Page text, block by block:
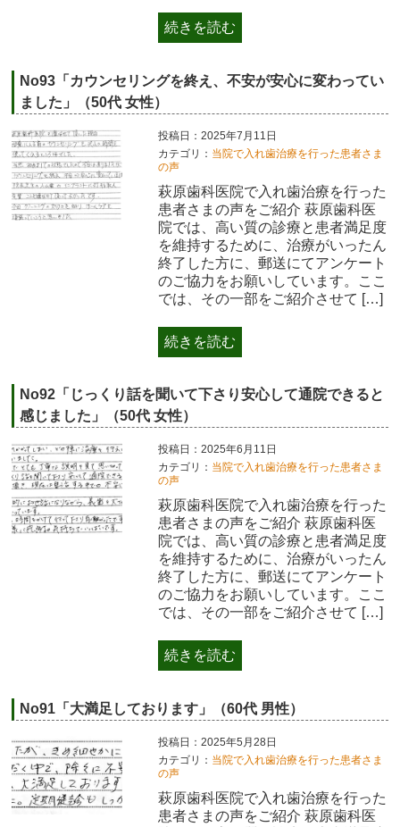
続きを読む
No93「カウンセリングを終え、不安が安心に変わってい
ました」（50代 女性）
投稿日：2025年7月11日
カテゴリ： 当院で入れ歯治療を行った患者さま
の声
萩原歯科医院で入れ歯治療を行った
患者さまの声をご紹介 萩原歯科医
院では、高い質の診療と患者満足度
を維持するために、治療がいったん
終了した方に、郵送にてアンケート
のご協力をお願いしています。ここ
では、その一部をご紹介させて […]
続きを読む
No92「じっくり話を聞いて下さり安心して通院できると
感じました」（50代 女性）
投稿日：2025年6月11日
カテゴリ： 当院で入れ歯治療を行った患者さま
の声
萩原歯科医院で入れ歯治療を行った
患者さまの声をご紹介 萩原歯科医
院では、高い質の診療と患者満足度
を維持するために、治療がいったん
終了した方に、郵送にてアンケート
のご協力をお願いしています。ここ
では、その一部をご紹介させて […]
続きを読む
No91「大満足しております」（60代 男性）
投稿日：2025年5月28日
カテゴリ： 当院で入れ歯治療を行った患者さま
の声
萩原歯科医院で入れ歯治療を行った
患者さまの声をご紹介 萩原歯科医